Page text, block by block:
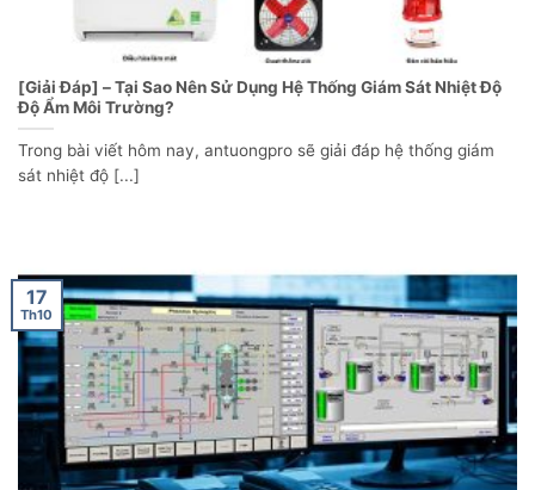
[Giải Đáp] – Tại Sao Nên Sử Dụng Hệ Thống Giám Sát Nhiệt Độ
Độ Ẩm Môi Trường?
Trong bài viết hôm nay, antuongpro sẽ giải đáp hệ thống giám
sát nhiệt độ [...]
17
Th10